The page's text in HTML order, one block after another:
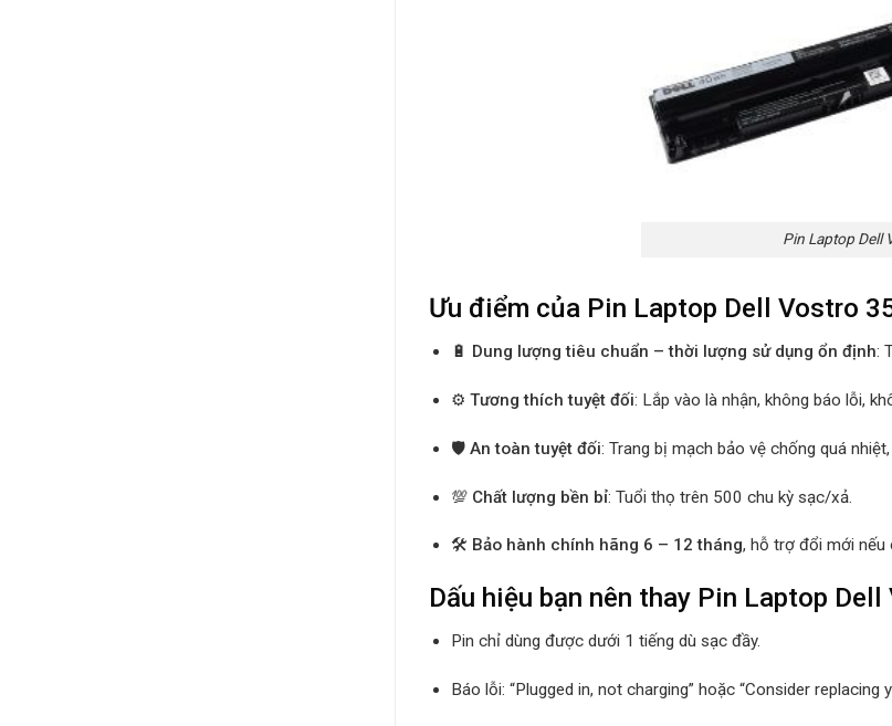
Pin Laptop Dell
Ưu điểm của Pin Laptop Dell Vostro
🔋 Dung lượng tiêu chuẩn – thời lượng sử dụng ổn định:
⚙️ Tương thích tuyệt đối: Lắp vào là nhận, không báo lỗi,
🛡️ An toàn tuyệt đối: Trang bị mạch bảo vệ chống quá
💯 Chất lượng bền bỉ: Tuổi thọ trên 500 chu kỳ sạc/xả.
🛠️ Bảo hành chính hãng 6 – 12 tháng, hỗ trợ đổi mới nếu
Dấu hiệu bạn nên thay Pin Laptop
Pin chỉ dùng được dưới 1 tiếng dù sạc đầy.
Báo lỗi: “Plugged in, not charging” hoặc “Consider replacing